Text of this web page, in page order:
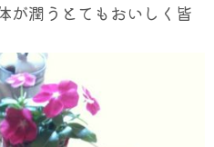
が潤うとてもおいしく皆